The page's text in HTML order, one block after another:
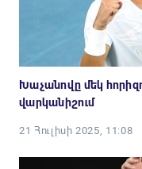
Խաչանովը մեկ
վարկանիշում
21 Հուլիսի 2025, 11:08